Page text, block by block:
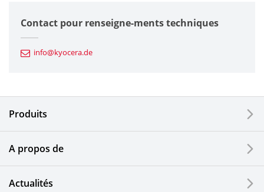
Composants automobiles
Composants électroniques
Composants optiques
Ecrans LCD et solutions tactiles
Contact pour renseigne-ments techniques
info@kyocera.de
Produits
A propos de
Actualités